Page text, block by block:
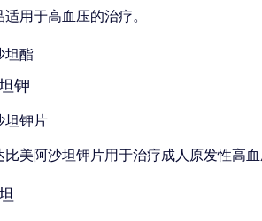
适用于高血压的治疗。
坦酯
钾
坦钾片
比美阿沙坦钾片用于治疗成人原发性高